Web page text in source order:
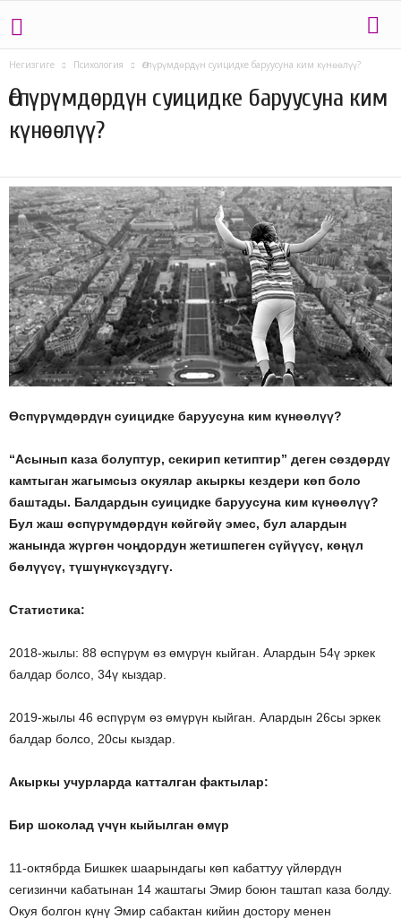
Негизгиге Психология Өспүрүмдөрдүн суицидке баруусуна ким күнөөлүү?
Өспүрүмдөрдүн суицидке баруусуна ким
күнөөлүү?
Өспүрүмдөрдүн суицидке баруусуна ким күнөөлүү?
“Асынып каза болуптур, секирип кетиптир” деген сөздөрдү
камтыган жагымсыз окуялар акыркы кездери көп боло
баштады. Балдардын суицидке баруусуна ким күнөөлүү?
Бул жаш өспүрүмдөрдүн көйгөйү эмес, бул алардын
жанында жүргөн чоңдордун жетишпеген сүйүүсү, көңүл
бөлүүсү, түшүнүксүздүгү.
Статистика:
2018-жылы: 88 өспүрүм өз өмүрүн кыйган. Алардын 54ү эркек
балдар болсо, 34ү кыздар.
2019-жылы 46 өспүрүм өз өмүрүн кыйган. Алардын 26сы эркек
балдар болсо, 20сы кыздар.
Акыркы учурларда катталган фактылар:
Бир шоколад үчүн кыйылган өмүр
11-октябрда Бишкек шаарындагы көп кабаттуу үйлөрдүн
сегизинчи кабатынан 14 жаштагы Эмир боюн таштап каза болду.
Окуя болгон күнү Эмир сабактан кийин достору менен